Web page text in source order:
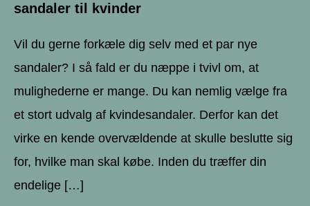
sandaler til kvinder
Vil du gerne forkæle dig selv med et par nye
sandaler? I så fald er du næppe i tvivl om, at
mulighederne er mange. Du kan nemlig vælge fra
et stort udvalg af kvindesandaler. Derfor kan det
virke en kende overvældende at skulle beslutte sig
for, hvilke man skal købe. Inden du træffer din
endelige […]